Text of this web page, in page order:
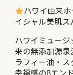
ハワイ由来
イシャル美肌ス
ハワイミュー
来の無添加源
ラフィー油・ス